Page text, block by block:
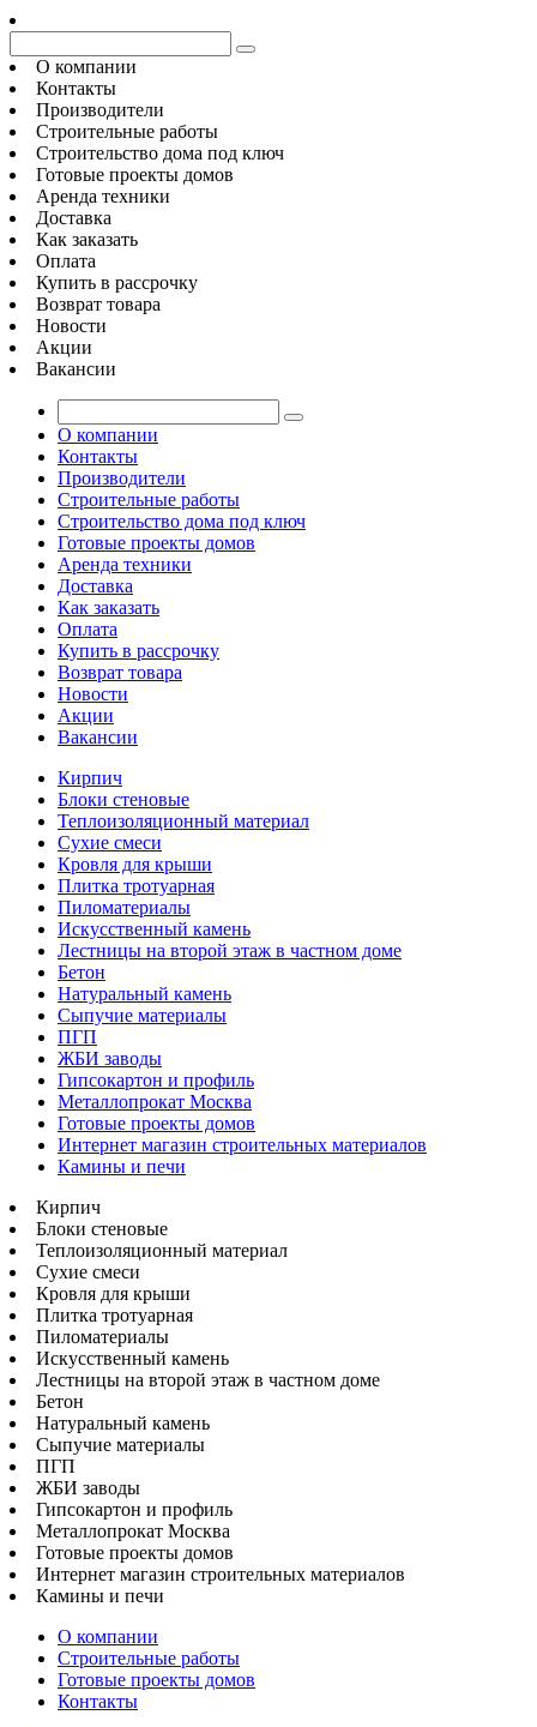
О компании
Контакты
Производители
Строительные работы
Строительство дома под ключ
Готовые проекты домов
Аренда техники
Доставка
Как заказать
Оплата
Купить в рассрочку
Возврат товара
Новости
Акции
Вакансии
О компании
Контакты
Производители
Строительные работы
Строительство дома под ключ
Готовые проекты домов
Аренда техники
Доставка
Как заказать
Оплата
Купить в рассрочку
Возврат товара
Новости
Акции
Вакансии
Кирпич
Блоки стеновые
Теплоизоляционный материал
Сухие смеси
Кровля для крыши
Плитка тротуарная
Пиломатериалы
Искусственный камень
Лестницы на второй этаж в частном доме
Бетон
Натуральный камень
Сыпучие материалы
ПГП
ЖБИ заводы
Гипсокартон и профиль
Металлопрокат Москва
Готовые проекты домов
Интернет магазин строительных материалов
Камины и печи
Кирпич
Блоки стеновые
Теплоизоляционный материал
Сухие смеси
Кровля для крыши
Плитка тротуарная
Пиломатериалы
Искусственный камень
Лестницы на второй этаж в частном доме
Бетон
Натуральный камень
Сыпучие материалы
ПГП
ЖБИ заводы
Гипсокартон и профиль
Металлопрокат Москва
Готовые проекты домов
Интернет магазин строительных материалов
Камины и печи
О компании
Строительные работы
Готовые проекты домов
Контакты